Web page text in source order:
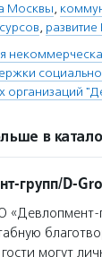
Москвы,
,
организаций
в
групп/D-
«Девлопмент-
могут